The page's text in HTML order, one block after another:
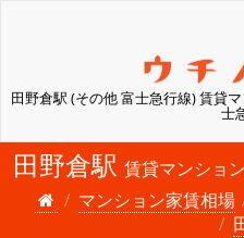
田野倉駅 (その他 富士急行線) 賃貸
士
田野倉駅 賃貸マンショ
マンション家賃相場